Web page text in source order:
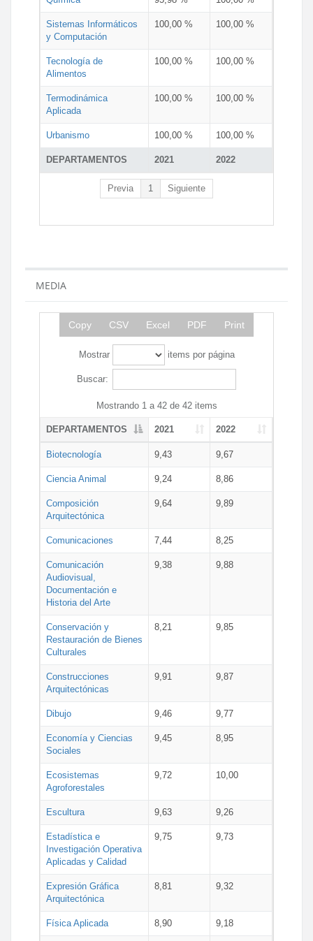
DEPARTAMENTOS 2021 2022
Sistemas Informáticos
y Computación
100,00 % 100,00 %
Tecnología de
Alimentos
100,00 % 100,00 %
Termodinámica
Aplicada
100,00 % 100,00 %
Urbanismo 100,00 % 100,00 %
Previa 1 Siguiente
MEDIA
Copy CSV Excel PDF Print
Mostrar items por página
Buscar:
Mostrando 1 a 42 de 42 items
DEPARTAMENTOS 2021 2022
Biotecnología 9,43 9,67
Ciencia Animal 9,24 8,86
Composición
Arquitectónica
9,64 9,89
Comunicaciones 7,44 8,25
Comunicación
Audiovisual,
Documentación e
Historia del Arte
9,38 9,88
Conservación y
Restauración de Bienes
Culturales
8,21 9,85
Construcciones
Arquitectónicas
9,91 9,87
Dibujo 9,46 9,77
Economía y Ciencias
Sociales
9,45 8,95
Ecosistemas
Agroforestales
9,72 10,00
Escultura 9,63 9,26
Estadística e
Investigación Operativa
Aplicadas y Calidad
9,75 9,73
Expresión Gráfica
Arquitectónica
8,81 9,32
Física Aplicada 8,90 9,18